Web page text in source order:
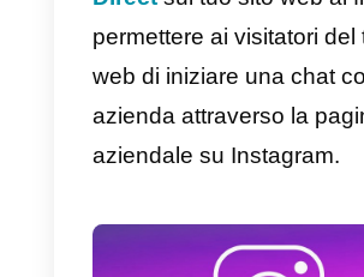
gran parte dei loro
Per questa ragione,
ecommerce
verso la loro